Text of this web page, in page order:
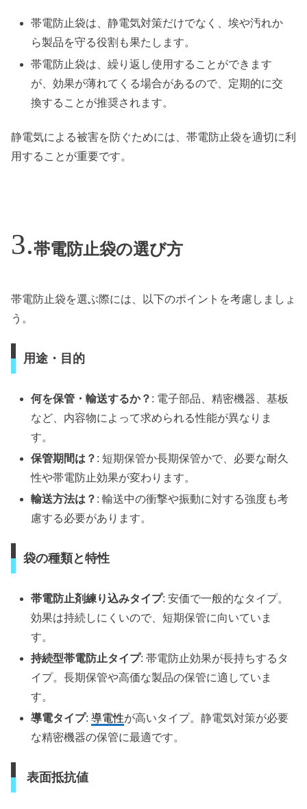
帯電防止袋は、静電気対策だけでなく、埃や汚れか
ら製品を守る役割も果たします。
帯電防止袋は、繰り返し使用することができます
が、効果が薄れてくる場合があるので、定期的に交
換することが推奨されます。
静電気による被害を防ぐためには、帯電防止袋を適切に利
用することが重要です。
帯電防止袋の選び方
帯電防止袋を選ぶ際には、以下のポイントを考慮しましょ
う。
用途・目的
何を保管・輸送するか？ : 電子部品、精密機器、基板
など、内容物によって求められる性能が異なりま
す。
保管期間は？ : 短期保管か長期保管かで、必要な耐久
性や帯電防止効果が変わります。
輸送方法は？ : 輸送中の衝撃や振動に対する強度も考
慮する必要があります。
袋の種類と特性
帯電防止剤練り込みタイプ: 安価で一般的なタイプ。
効果は持続しにくいので、短期保管に向いていま
す。
持続型帯電防止タイプ: 帯電防止効果が長持ちするタ
イプ。長期保管や高価な製品の保管に適していま
す。
導電タイプ:導電性が高いタイプ。静電気対策が必要
な精密機器の保管に最適です。
表面抵抗値